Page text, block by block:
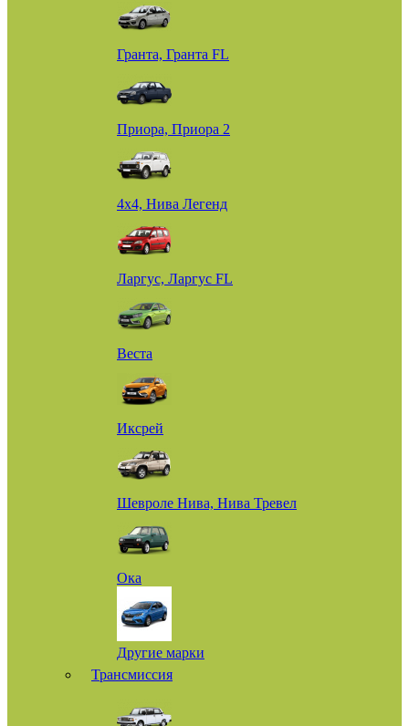
Гранта, Гранта FL
Приора, Приора 2
4х4, Нива Легенд
Ларгус, Ларгус FL
Веста
Иксрей
Шевроле Нива, Нива Тревел
Ока
Другие марки
Трансмиссия